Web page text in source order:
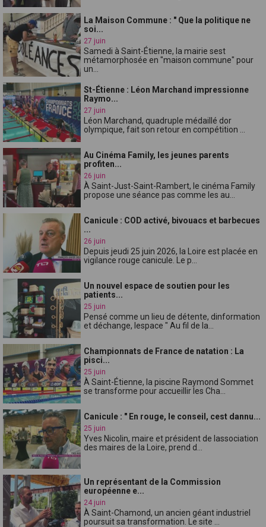
La Maison Commune : " Que la politique ne
soi...
27 juin
Samedi à Saint-Étienne, la mairie sest
métamorphosée en "maison commune" pour
un...
St-Étienne : Léon Marchand impressionne
Raymo...
27 juin
Léon Marchand, quadruple médaillé dor
olympique, fait son retour en compétition ...
Au Cinéma Family, les jeunes parents
profiten...
26 juin
À Saint-Just-Saint-Rambert, le cinéma Family
propose une séance pas comme les au...
Canicule : COD activé, bivouacs et barbecues
...
26 juin
Depuis jeudi 25 juin 2026, la Loire est placée en
vigilance rouge canicule. Le p...
Un nouvel espace de soutien pour les
patients...
25 juin
Pensé comme un lieu de détente, dinformation
et déchange, lespace " Au fil de la...
Championnats de France de natation : La
pisci...
25 juin
À Saint-Étienne, la piscine Raymond Sommet
se transforme pour accueillir les Cha...
Canicule : " En rouge, le conseil, cest dannu...
25 juin
Yves Nicolin, maire et président de lassociation
des maires de la Loire, prend d...
Un représentant de la Commission
européenne e...
24 juin
À Saint-Chamond, un ancien géant industriel
poursuit sa transformation. Le site ...